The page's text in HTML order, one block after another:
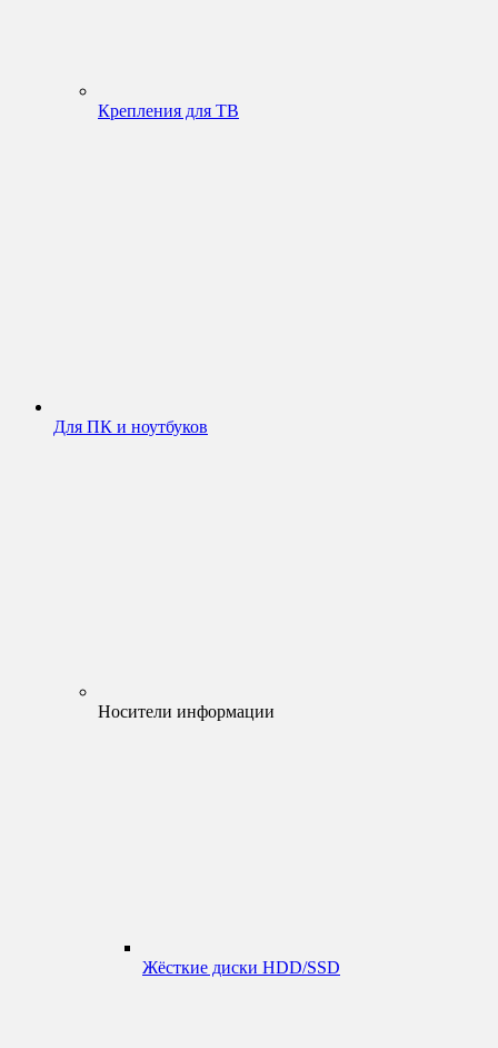
Крепления для ТВ
Для ПК и ноутбуков
Носители информации
Жёсткие диски HDD/SSD